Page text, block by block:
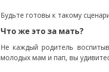
Будьте готовы к такому
Что же это за мать?
Не каждый родитель
молодых мам и пап, вы